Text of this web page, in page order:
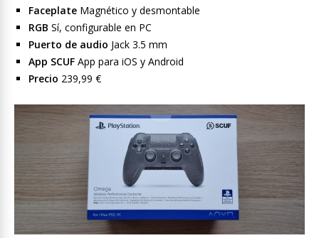
Faceplate Magnético y desmontable
RGB Sí, configurable en PC
Puerto de audio Jack 3.5 mm
App SCUF App para iOS y Android
Precio 239,99 €